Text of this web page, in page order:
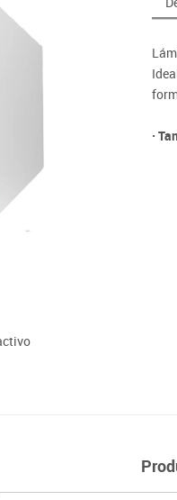
vitrinas y expositores
bancos y taburetes
Deportes raqueta
·